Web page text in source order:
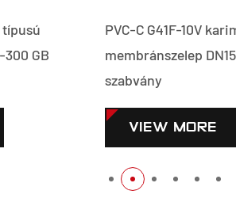
PVC-C G41F-10V karimás típusú
membránszelep DN15-300 GB
VIEW MORE